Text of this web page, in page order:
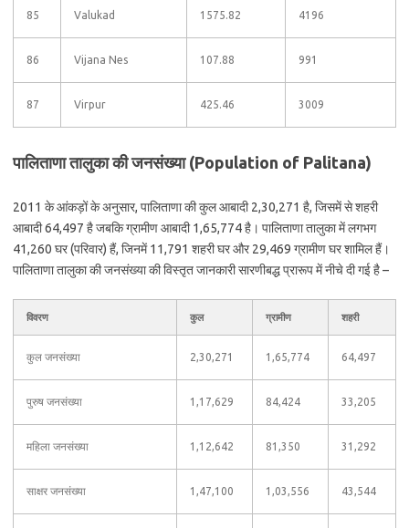
85 Valukad 1575.82 4196
86 Vijana Nes 107.88 991
87 Virpur 425.46 3009
पालिताणा तालुका की जनसंख्या (Population of Palitana)
2011 के आंकड़ों के अनुसार, पालिताणा की कुल आबादी 2,30,271 है, जिसमें से शहरी
आबादी 64,497 है जबकि ग्रामीण आबादी 1,65,774 है। पालिताणा तालुका में लगभग
41,260 घर (परिवार) हैं, जिनमें 11,791 शहरी घर और 29,469 ग्रामीण घर शामिल हैं।
पालिताणा तालुका की जनसंख्या की विस्तृत जानकारी सारणीबद्ध प्रारूप में नीचे दी गई है –
विवरण कुल ग्रामीण शहरी
कुल जनसंख्या 2,30,271 1,65,774 64,497
पुरुष जनसंख्या 1,17,629 84,424 33,205
महिला जनसंख्या 1,12,642 81,350 31,292
साक्षर जनसंख्या 1,47,100 1,03,556 43,544